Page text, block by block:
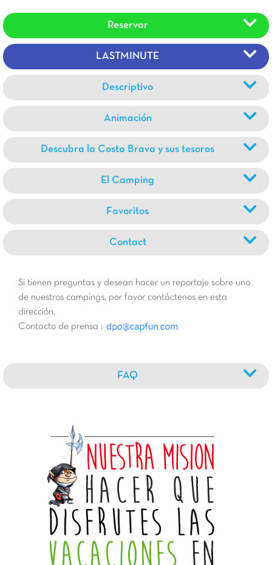
Reservar
LASTMINUTE
Descriptivo
Animación
Descubra la Costa Brava y sus tesoros
El Camping
Favoritos
Contact
Si tienen preguntas y desean hacer un reportaje sobre uno
de nuestros campings, por favor contáctenos en esta
dirección.
Contacto de prensa :
FAQ